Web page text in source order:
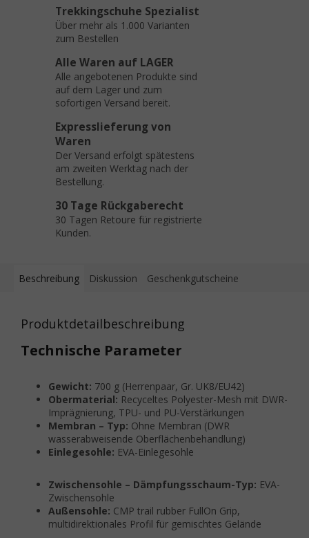
Trekkingschuhe Spezialist
Über mehr als 1.000 Varianten
zum Bestellen
Alle Waren auf LAGER
Alle angebotenen Produkte sind
auf dem Lager und zum
sofortigen Versand bereit.
Expresslieferung von
Waren
Der Versand erfolgt spätestens
am zweiten Werktag nach der
Bestellung.
30 Tage Rückgaberecht
30 Tagen Retoure für registrierte
Kunden.
Beschreibung Diskussion Geschenkgutscheine
Produktdetailbeschreibung
Technische Parameter
Gewicht: 700 g (Herrenpaar, Gr. UK8/EU42)
Obermaterial: Recyceltes Polyester-Mesh mit DWR-
Imprägnierung, TPU- und PU-Verstärkungen
Membran – Typ: Ohne Membran (DWR
wasserabweisende Oberflächenbehandlung)
Einlegesohle: EVA-Einlegesohle
Zwischensohle – Dämpfungsschaum-Typ: EVA-
Zwischensohle
Außensohle: CMP trail rubber FullOn Grip,
multidirektionales Profil für gemischtes Gelände